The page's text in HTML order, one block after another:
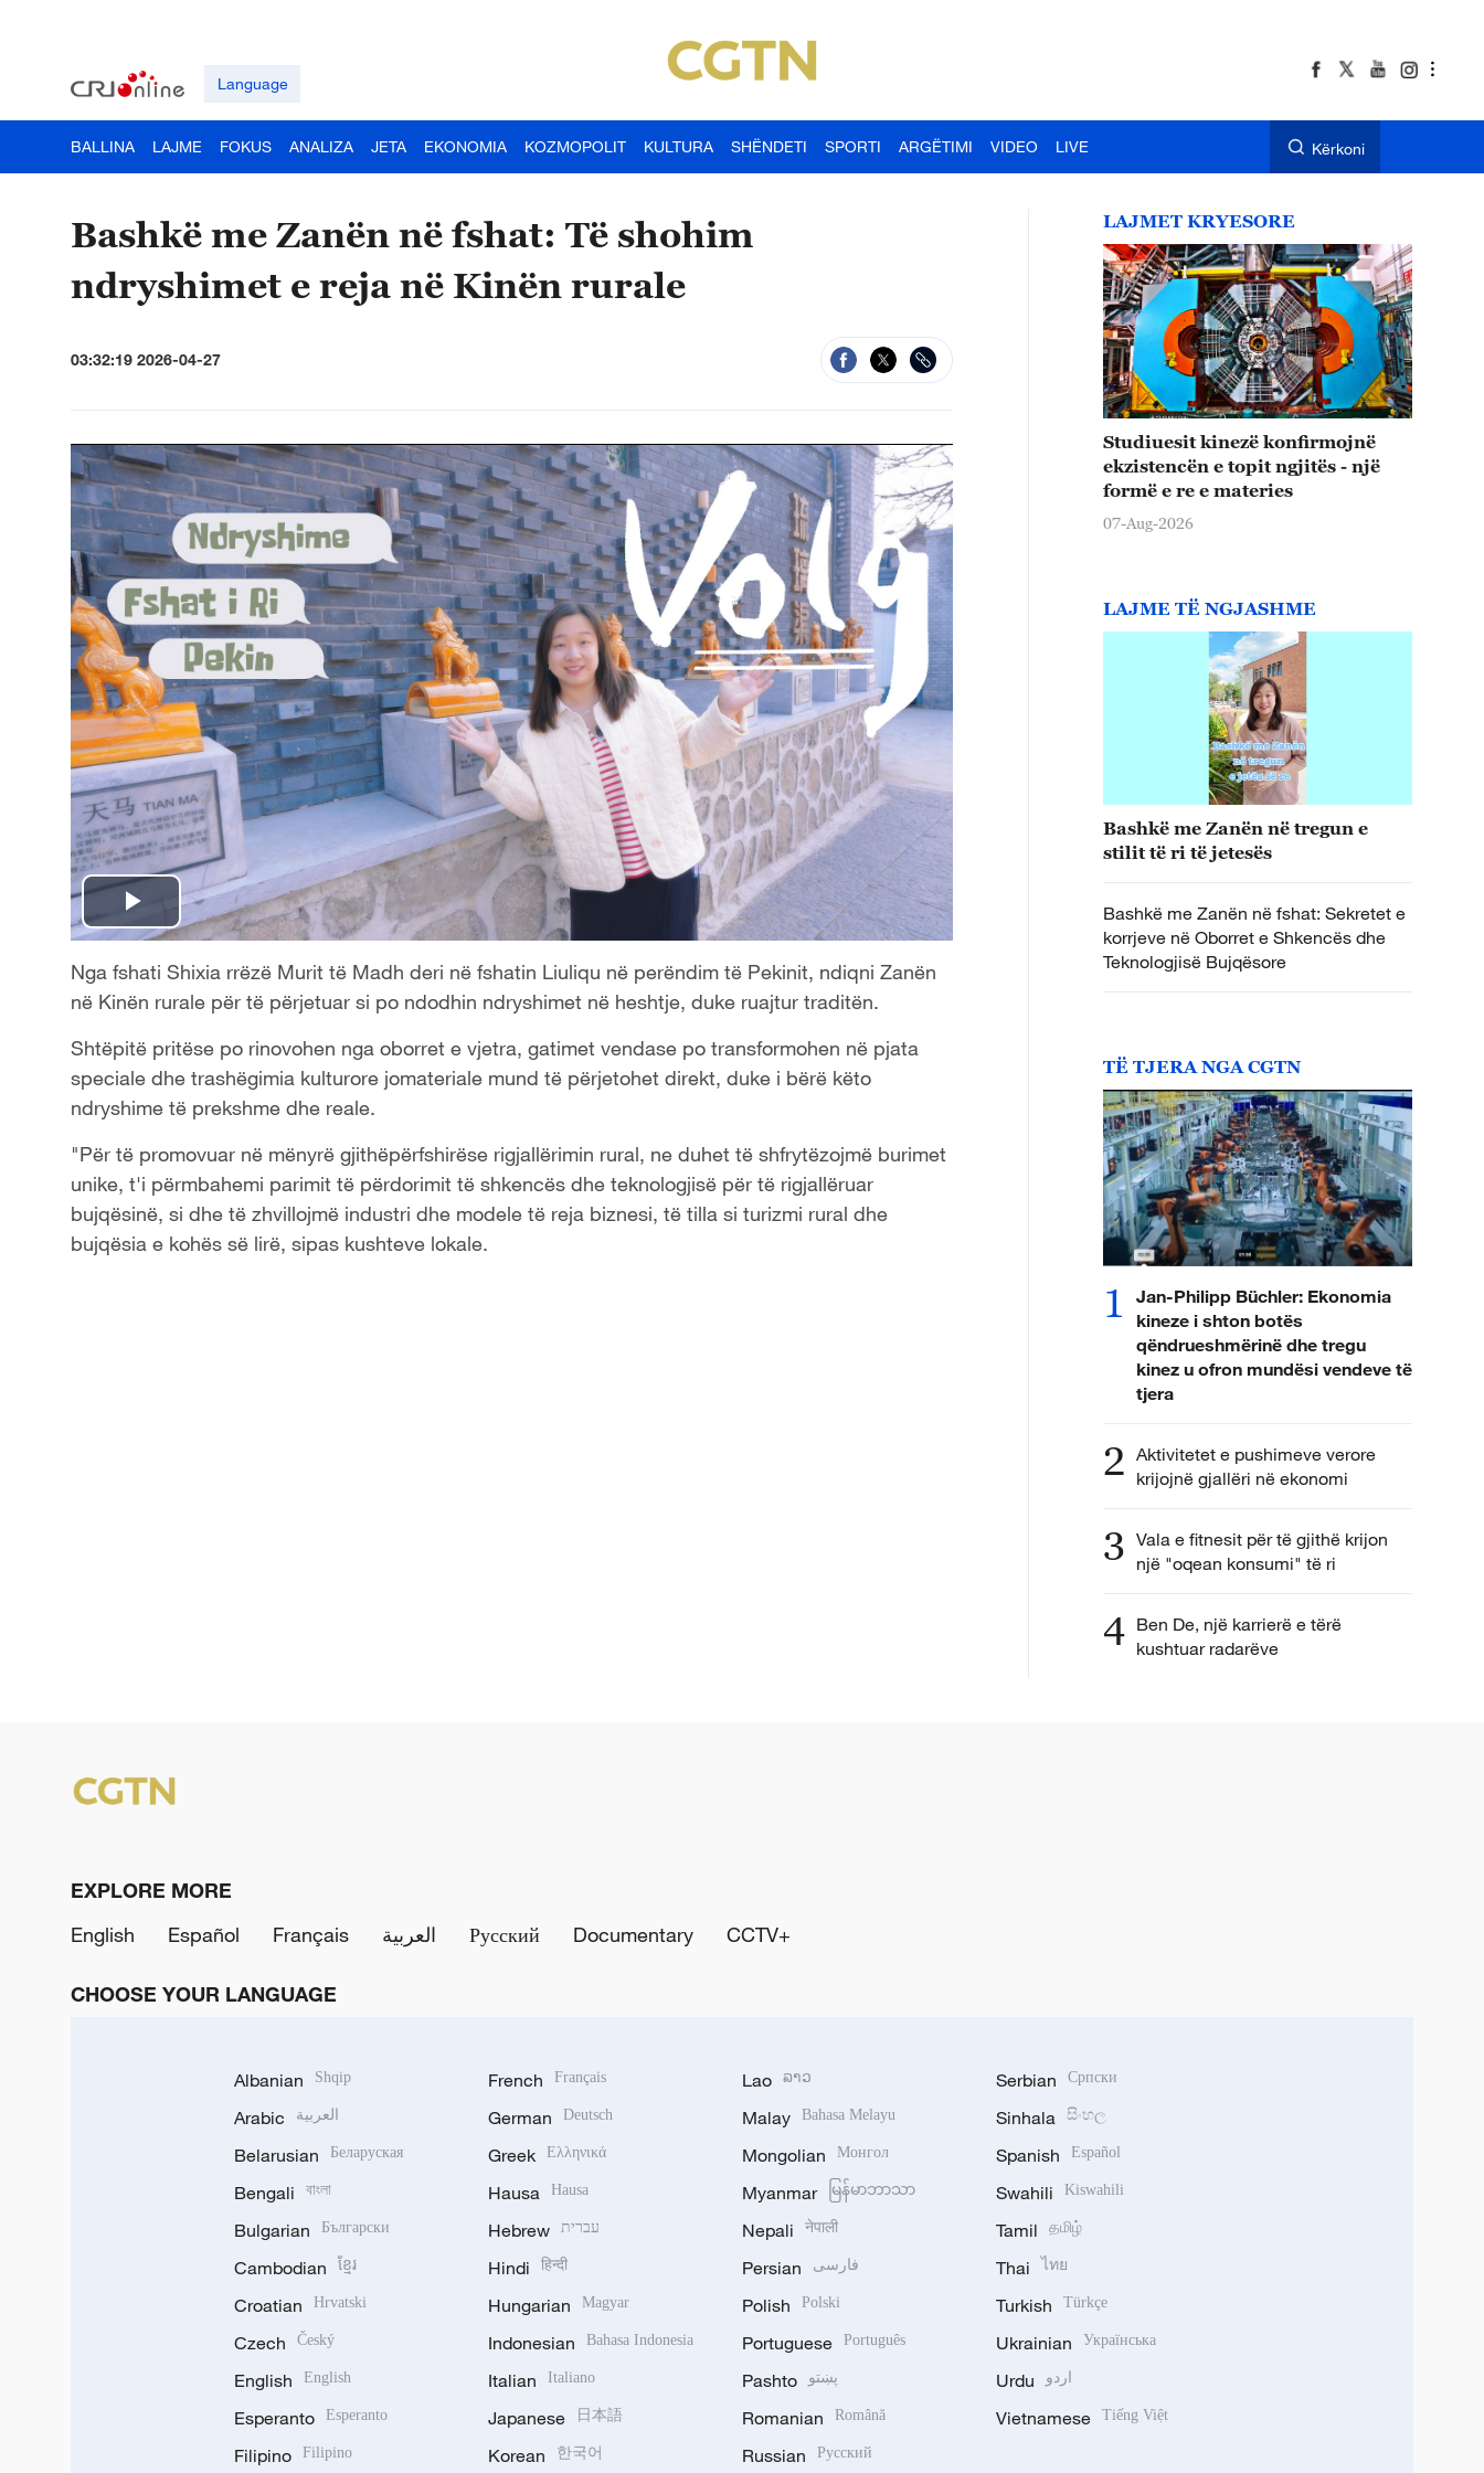
Language
BALLINA LAJME FOKUS ANALIZA JETA EKONOMIA KOZMOPOLIT KULTURA SHËNDETI SPORTI ARGËTIMI VIDEO LIVE Kërkoni
Bashkë me Zanën në fshat: Të shohim
ndryshimet e reja në Kinën rurale
03:32:19 2026-04-27
P
l
y
V
i
d
Nga fshati Shixia rrëzë Murit të Madh deri në fshatin Liuliqu në perëndim të Pekinit, ndiqni Zanën
në Kinën rurale për të përjetuar si po ndodhin ndryshimet në heshtje, duke ruajtur traditën.
Shtëpitë pritëse po rinovohen nga oborret e vjetra, gatimet vendase po transformohen në pjata
speciale dhe trashëgimia kulturore jomateriale mund të përjetohet direkt, duke i bërë këto
ndryshime të prekshme dhe reale.
"Për të promovuar në mënyrë gjithëpërfshirëse rigjallërimin rural, ne duhet të shfrytëzojmë burimet
unike, t'i përmbahemi parimit të përdorimit të shkencës dhe teknologjisë për të rigjallëruar
bujqësinë, si dhe të zhvillojmë industri dhe modele të reja biznesi, të tilla si turizmi rural dhe
bujqësia e kohës së lirë, sipas kushteve lokale.
LAJMET KRYESORE
Studiuesit kinezë konfirmojnë
ekzistencën e topit ngjitës - një
formë e re e materies
07-Aug-2026
LAJME TË NGJASHME
Bashkë me Zanën në tregun e
stilit të ri të jetesës
Bashkë me Zanën në fshat: Sekretet e
korrjeve në Oborret e Shkencës dhe
Teknologjisë Bujqësore
TË TJERA NGA CGTN
1
Jan-Philipp Büchler: Ekonomia
kineze i shton botës
qëndrueshmërinë dhe tregu
kinez u ofron mundësi vendeve të
tjera
2 Aktivitetet e pushimeve verore
krijojnë gjallëri në ekonomi
3 Vala e fitnesit për të gjithë krijon
një "oqean konsumi" të ri
4 Ben De, një karrierë e tërë
kushtuar radarëve
EXPLORE MORE
English
Español Français العربية Русский Documentary CCTV+
CHOOSE YOUR LANGUAGE
Albanian Shqip
Arabic العربية
Belarusian Беларуская
Bengali বাংলা
Bulgarian Български
Cambodian ខ្មែរ
Croatian Hrvatski
Czech Český
English English
Esperanto Esperanto
Filipino Filipino
French Français
German Deutsch
Greek Ελληνικά
Hausa Hausa
Hebrew עברית
Hindi हिन्दी
Hungarian Magyar
Indonesian Bahasa Indonesia
Italian Italiano
Japanese 日本語
Korean 한국어
Lao ລາວ
Malay Bahasa Melayu
Mongolian Монгол
Myanmar မြန်မာဘာသာ
Nepali नेपाली
Persian فارسی
Polish Polski
Portuguese Português
Pashto پښتو
Romanian Română
Russian Русский
Serbian Српски
Sinhala සිංහල
Spanish Español
Swahili Kiswahili
Tamil தமிழ்
Thai ไทย
Turkish Türkçe
Ukrainian Українська
Urdu اردو
Vietnamese Tiếng Việt